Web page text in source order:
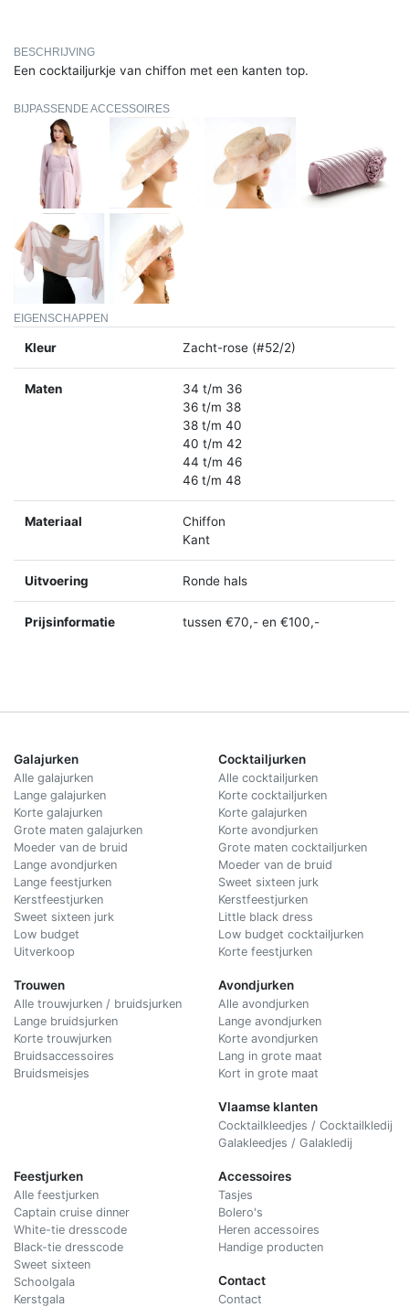
BESCHRIJVING
Een cocktailjurkje van chiffon met een kanten top.
BIJPASSENDE ACCESSOIRES
EIGENSCHAPPEN
Kleur Zacht-rose (#52/2)
Maten
34 t/m 36
36 t/m 38
38 t/m 40
40 t/m 42
44 t/m 46
46 t/m 48
Materiaal
Chiffon
Kant
Uitvoering Ronde hals
Prijsinformatie tussen €70,- en €100,-
Galajurken
Alle galajurken
Lange galajurken
Korte galajurken
Grote maten galajurken
Moeder van de bruid
Lange avondjurken
Lange feestjurken
Kerstfeestjurken
Sweet sixteen jurk
Low budget
Uitverkoop
Trouwen
Alle trouwjurken / bruidsjurken
Lange bruidsjurken
Korte trouwjurken
Bruidsaccessoires
Bruidsmeisjes
Cocktailjurken
Alle cocktailjurken
Korte cocktailjurken
Korte galajurken
Korte avondjurken
Grote maten cocktailjurken
Moeder van de bruid
Sweet sixteen jurk
Kerstfeestjurken
Little black dress
Low budget cocktailjurken
Korte feestjurken
Avondjurken
Alle avondjurken
Lange avondjurken
Korte avondjurken
Lang in grote maat
Kort in grote maat
Vlaamse klanten
Cocktailkleedjes / Cocktailkledij
Galakleedjes / Galakledij
Feestjurken
Alle feestjurken
Captain cruise dinner
White-tie dresscode
Black-tie dresscode
Sweet sixteen
Schoolgala
Kerstgala
Accessoires
Tasjes
Bolero's
Heren accessoires
Handige producten
Contact
Contact